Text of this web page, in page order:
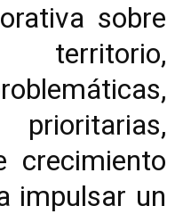
sobre
crecimiento
impulsar un